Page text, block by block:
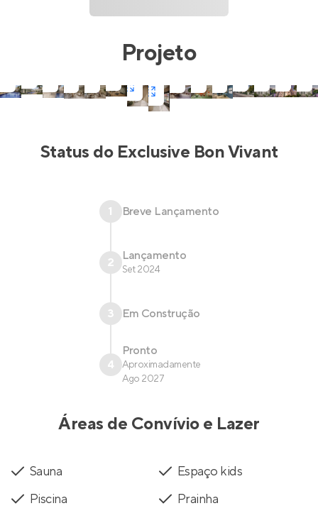
Projeto
Status do Exclusive Bon Vivant
1 Breve Lançamento
2 Lançamento
Set 2024
3 Em Construção
4
Pronto
Aproximadamente
Ago 2027
Áreas de Convívio e Lazer
Sauna
Espaço kids
Piscina
Prainha